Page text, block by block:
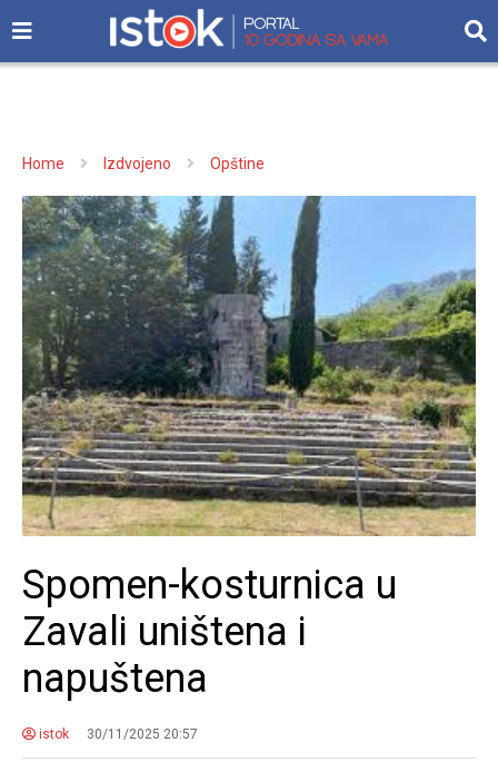
Home Izdvojeno Opštine
Spomen-kosturnica u
Zavali uništena i
napuštena
istok 30/11/2025 20:57